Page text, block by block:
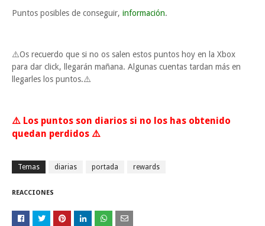
Puntos posibles de conseguir, información.
⚠️Os recuerdo que si no os salen estos puntos hoy en la Xbox
para dar click, llegarán mañana. Algunas cuentas tardan más en
llegarles los puntos.⚠️
⚠️ Los puntos son diarios si no los has obtenido
quedan perdidos ⚠️
Temas diarias portada rewards
REACCIONES